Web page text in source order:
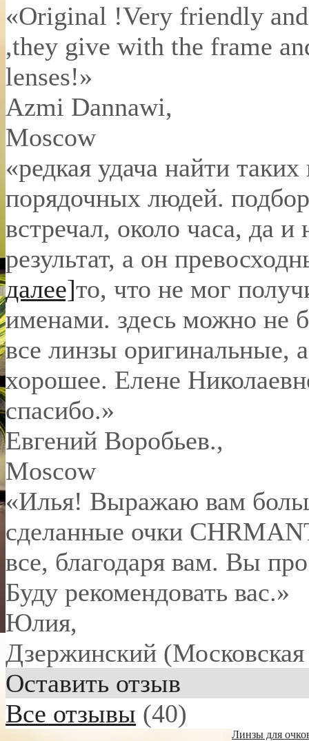
«Original !Very friendly
,they give with the frame
lenses!»
Azmi Dannawi,
Moscow
«редкая удача найти
порядочных людей.
встречал, около часа, да и
результат, а он
далее]то, что не мог
именами. здесь можно не
все линзы оригинальные,
хорошее. Елене
спасибо.»
Евгений Воробьев.,
Moscow
«Илья! Выражаю вам
сделанные очки
все, благодаря вам. Вы
Буду рекомендовать вас.»
Юлия,
Дзержинский (Московская
Оставить отзыв
Все отзывы (40)
Линзы для